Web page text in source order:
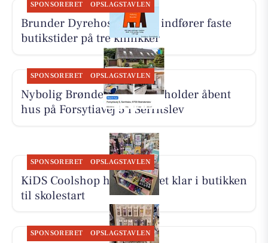
SPONSORERET OPSLAGSTAVLEN
Brunder Dyrehospital ApS indfører faste
butikstider på tre klinikker
SPONSORERET OPSLAGSTAVLEN
Nybolig Brønderslev & Vrå holder åbent
hus på Forsytiavej 5 i Serritslev
SPONSORERET OPSLAGSTAVLEN
KiDS Coolshop har udvalget klar i butikken
til skolestart
SPONSORERET OPSLAGSTAVLEN